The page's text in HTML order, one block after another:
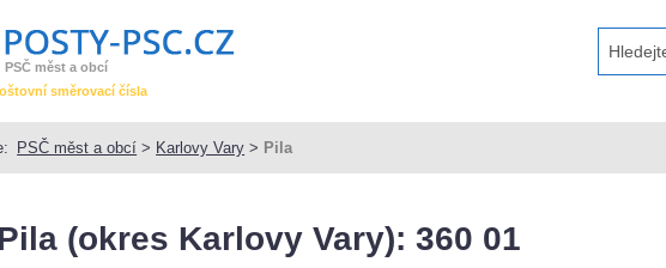
PSČ měst a obcí
směrovací čísla
PSČ měst a obcí > Karlovy Vary > Pila
(okres Karlovy Vary): 360 01